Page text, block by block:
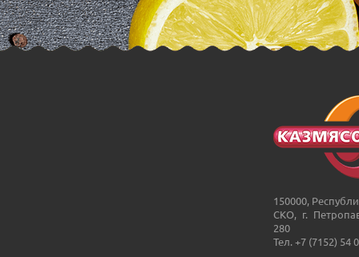
150000,
СКО, г.
280
Тел. +7 (7152) 54